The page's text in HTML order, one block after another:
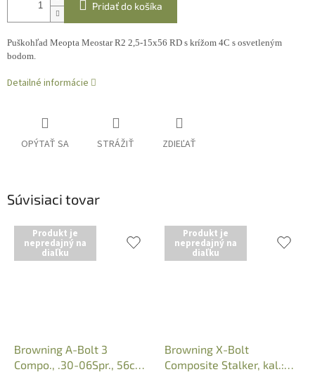
Pridať do košíka
Puškohľad Meopta Meostar R2 2,5-15x56 RD s krížom 4C s osvetleným
bodom.
Detailné informácie
OPÝTAŤ SA STRÁŽIŤ ZDIEĽAŤ
Súvisiaci tovar
Produkt je
nepredajný na
diaľku
Browning A-Bolt 3
Compo., .30-06Spr., 56cm,
Produkt je
nepredajný na
diaľku
Browning X-Bolt
Composite Stalker, kal.: